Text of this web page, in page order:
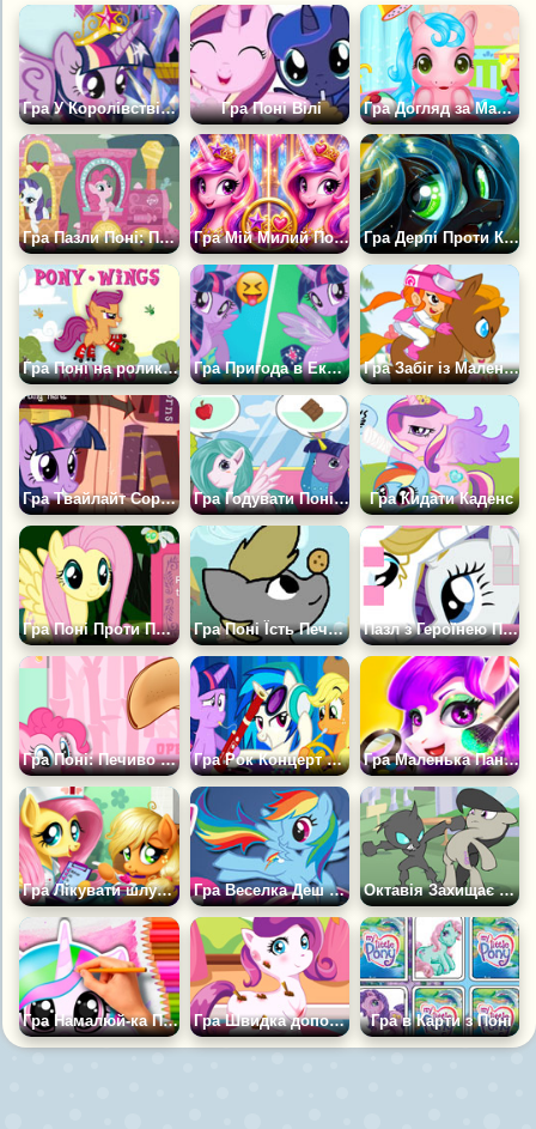
Гра У Королівстві Твайлайт Спаркл Гра Поні Вілі Гра Догляд за Маленьким Поні
Гра Пазли Поні: Поїзд Дружби Гра Мій Милий Поні: Знайди Відмінності Гра Дерпі Проти Крісаліс
Гра Поні на роликах Гра Пригода в Еквестрії Гра Забіг із Маленьким Поні
Гра Твайлайт Сортує Книги Гра Годувати Поні Солодощами Гра Кидати Каденс
Гра Поні Проти Параспрайтів Гра Поні Їсть Печиво Пазл з Героїнею Поні Раріті
Гра Поні: Печиво Удачі Гра Рок Концерт Поні Гра Маленька Панда Модний Поні
Гра Лікувати шлунок Епплджек Гра Веселка Деш в Небі Октавія Захищає Кантерлот
Гра Намалюй-ка Поні: АСМР Розмальовка Гра Швидка допомога для Поні Гра в Карти з Поні